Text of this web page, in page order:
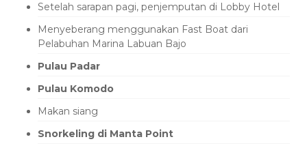
Setelah sarapan pagi, penjemputan di Lobby Hotel
Menyeberang menggunakan Fast Boat dari
Pelabuhan Marina Labuan Bajo
Pulau Padar
Pulau Komodo
Makan siang
Snorkeling di Manta Point